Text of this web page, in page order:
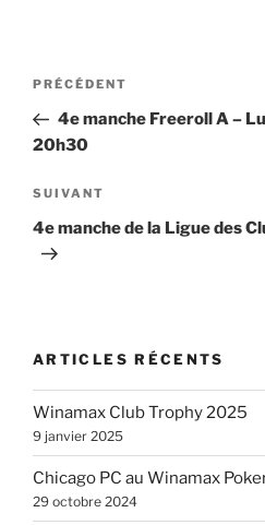
Navigation
l’article
Article
précédent
PRÉCÉDENT
4e manche Freeroll A –
20h30
Article
suivant
SUIVANT
4e manche de la Ligue des
ARTICLES RÉCENTS
Winamax Club Trophy 2025
9 janvier 2025
Chicago PC au Winamax
29 octobre 2024